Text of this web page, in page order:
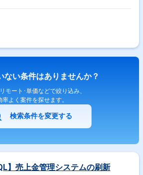
ない条件はありませんか？
モート･単価などで絞り込み、
率よく案件を探せます。
検索条件を変更する
】売上金管理システムの刷新